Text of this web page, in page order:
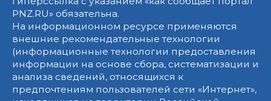
PNZ.RU» обязательна.
На информационном ресурсе применяются
внешние рекомендательные технологии
(информационные технологии предоставления
информации на основе сбора, систематизации и
анализа сведений, относящихся к
предпочтениям пользователей сети «Интернет»,